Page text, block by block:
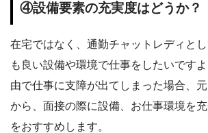
④設備要素の充実度はどうか？
在宅ではなく、通勤チャットレディと
も良い設備や環境で仕事をしたいです
由で仕事に支障が出てしまった場合、
から、面接の際に設備、お仕事環境を
をおすすめします。